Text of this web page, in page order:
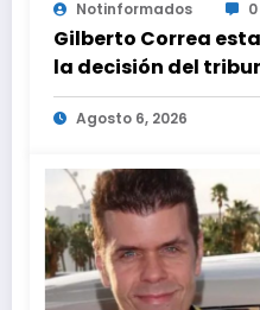
Notinformados 0
Gilberto Correa
la decisión del
Agosto 6, 2026